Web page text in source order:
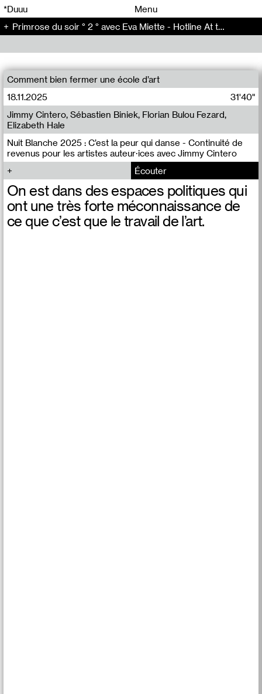
*Duuu
Menu
Primrose du soir ° 2 ° avec Eva Miette - Hotline At the same time (2)
Comment bien fermer une école d’art
18.11.2025
31'40"
Nuit Blanche 2025 : C’est la peur qui danse - Continuité de
revenus pour les artistes auteur·ices avec Jimmy Cintero
Jimmy Cintero, Sébastien Biniek, Florian Bulou Fezard,
Elizabeth Hale
Écouter
On est dans des espaces politiques qui
ont une très forte méconnaissance de
ce que c’est que le travail de l’art.
00 00
00 00